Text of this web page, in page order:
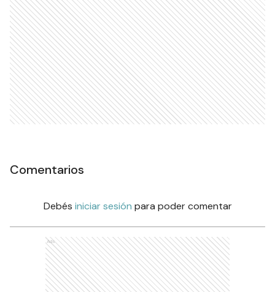
Comentarios
Debés iniciar sesión para poder comentar
Ads